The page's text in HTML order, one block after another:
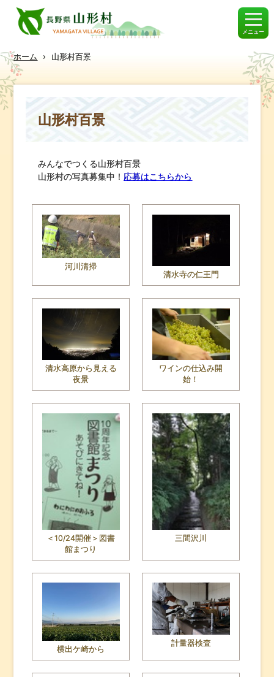
メニュー
ホーム › 山形村百景
山形村百景
みんなでつくる山形村百景
山形村の写真募集中！ 応募はこちらから
河川清掃
清水寺の仁王門
清水高原から見える
夜景
ワインの仕込み開
始！
＜10/24開催＞図書
館まつり
三間沢川
横出ケ崎から
計量器検査